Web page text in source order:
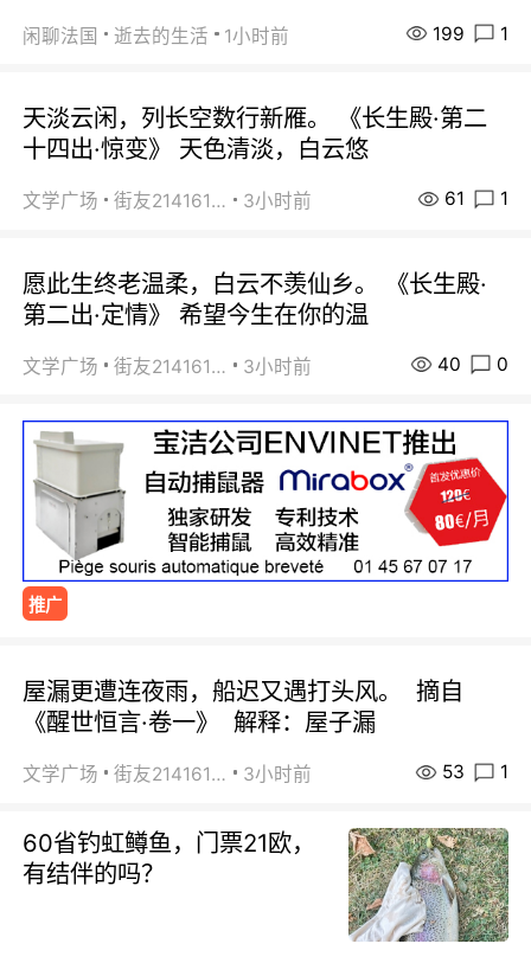
闲聊法国 逝去的生活 1小时前 199 1
天淡云闲，列长空数行新雁。 《长生殿·第二
十四出·惊变》 天色清淡，白云悠
文学广场 街友21416156 3小时前 61 1
愿此生终老温柔，白云不羡仙乡。 《长生殿·
第二出·定情》 希望今生在你的温
文学广场 街友21416156 3小时前 40 0
推广
屋漏更遭连夜雨，船迟又遇打头风。 摘自
《醒世恒言·卷一》 解释：屋子漏
文学广场 街友21416156 3小时前 53 1
60省钓虹鳟鱼，门票21欧，
有结伴的吗？